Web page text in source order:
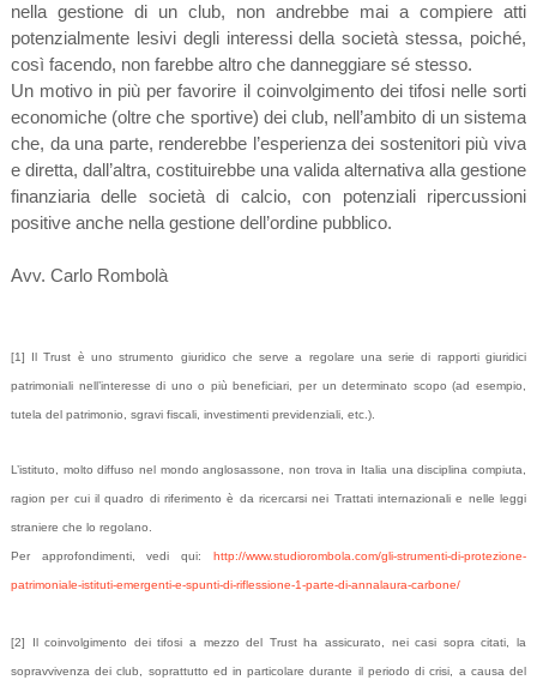
nella gestione di un club, non andrebbe mai a compiere atti
potenzialmente lesivi degli interessi della società stessa, poiché,
così facendo, non farebbe altro che danneggiare sé stesso.
Un motivo in più per favorire il coinvolgimento dei tifosi nelle sorti
economiche (oltre che sportive) dei club, nell’ambito di un sistema
che, da una parte, renderebbe l’esperienza dei sostenitori più viva
e diretta, dall’altra, costituirebbe una valida alternativa alla gestione
finanziaria delle società di calcio, con potenziali ripercussioni
positive anche nella gestione dell’ordine pubblico.
Avv. Carlo Rombolà
[1] Il Trust è uno strumento giuridico che serve a regolare una serie di rapporti giuridici
patrimoniali nell’interesse di uno o più beneficiari, per un determinato scopo (ad esempio,
tutela del patrimonio, sgravi fiscali, investimenti previdenziali, etc.).
L’istituto, molto diffuso nel mondo anglosassone, non trova in Italia una disciplina compiuta,
ragion per cui il quadro di riferimento è da ricercarsi nei Trattati internazionali e nelle leggi
straniere che lo regolano.
Per approfondimenti, vedi qui:http://www.studiorombola.com/gli-strumenti-di-protezione-
patrimoniale-istituti-emergenti-e-spunti-di-riflessione-1-parte-di-annalaura-carbone/
[2] Il coinvolgimento dei tifosi a mezzo del Trust ha assicurato, nei casi sopra citati, la
sopravvivenza dei club, soprattutto ed in particolare durante il periodo di crisi, a causa del